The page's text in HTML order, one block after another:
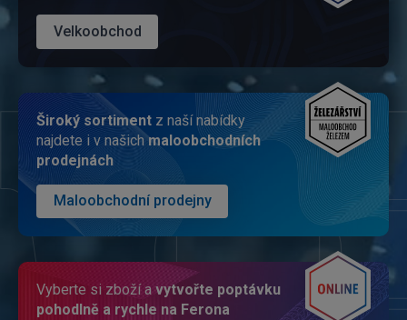
Velkoobchod
Široký sorti­ment z naší nabídky
najdete i v našichmalo­obchodních
prodejnách
Maloobchodní prodejny
Vyberte si zboží a vytvořte poptávku
pohodlně a rychle na Ferona